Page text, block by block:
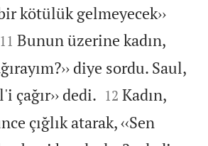
kötülük gelmeyecek››


11 Bunun üzerine kadın,
diye sordu. Saul,
çağır›› dedi. 

12 Kadın,
çığlık atarak, ‹‹Sen